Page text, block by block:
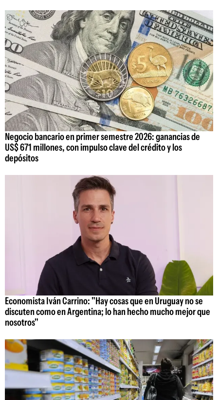
Negocio bancario en primer semestre 2026: ganancias de
US$ 671 millones, con impulso clave del crédito y los
depósitos
Economista Iván Carrino: "Hay cosas que en Uruguay no se
discuten como en Argentina; lo han hecho mucho mejor que
nosotros"